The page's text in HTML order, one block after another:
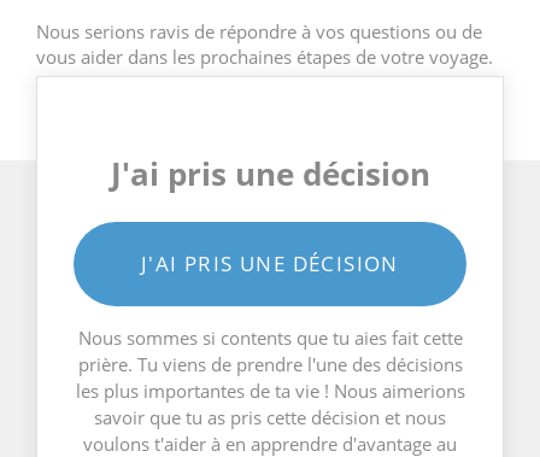
Nous serions ravis de répondre à vos questions ou de
vous aider dans les prochaines étapes de votre voyage.
J'ai pris une décision
J'AI PRIS UNE DÉCISION
Nous sommes si contents que tu aies fait cette
prière. Tu viens de prendre l'une des décisions
les plus importantes de ta vie ! Nous aimerions
savoir que tu as pris cette décision et nous
voulons t'aider à en apprendre d'avantage au